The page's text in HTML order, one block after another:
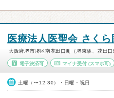
医療法人医聖会 さくら
大阪府堺市堺区南花田口町（堺東駅、花田口
電子決済可 マイナ受付(スマホ可)
土曜（〜12:30）・日曜・祝日